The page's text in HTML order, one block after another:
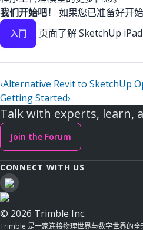
我们开始吧！
如果您已准备好开
入门 页面了解 SketchUp iPad
‹Alternative Revit to SketchUp
Getting Started›
Talk with experts, learn,
Join the Forum
CONNECT WITH US
© 2026 Trimble Inc.
Trimble 是一家连接物理世界与数字世界的